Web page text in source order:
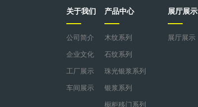
关于我们
公司简介
企业文化
工厂展示
车间展示
产品中心
木纹系列
石纹系列
珠光银浆系列
银浆系列
橱柜移门系列
展厅展示
展厅展示